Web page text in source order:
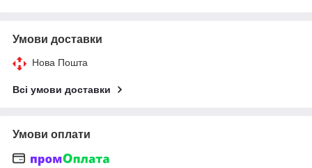
Умови доставки
Нова Пошта
Всі умови доставки
Умови оплати